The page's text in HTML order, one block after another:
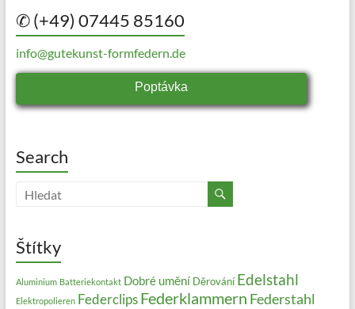
✆ (+49) 07445 85160
info@gutekunst-formfedern.de
Poptávka
Search
Štítky
Aluminium Batteriekontakt Dobré umění Děrování Edelstahl
Elektropolieren Federclips Federklammern Federstahl